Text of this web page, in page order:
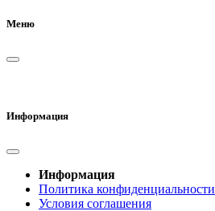
Меню
Информация
Информация
Политика конфиденциальности
Условия соглашения